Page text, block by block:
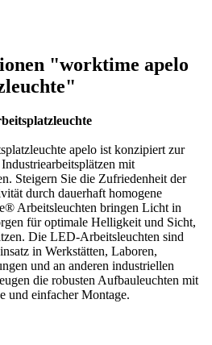
"worktime apelo
apelo ist konzipiert zur
mit
Steigern Sie die Zufriedenheit der
durch dauerhaft homogene
Arbeitsleuchten bringen Licht in
für optimale Helligkeit und Sicht,
Die LED-Arbeitsleuchten sind
in Werkstätten, Laboren,
und an anderen industriellen
die robusten Aufbauleuchten mit
und einfacher Montage.